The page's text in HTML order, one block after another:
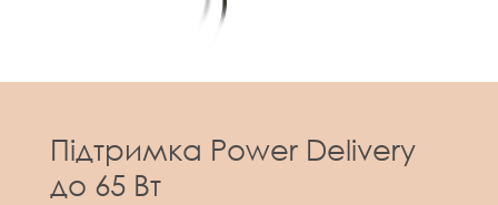
Підтримка Power Delivery
до 65 Вт